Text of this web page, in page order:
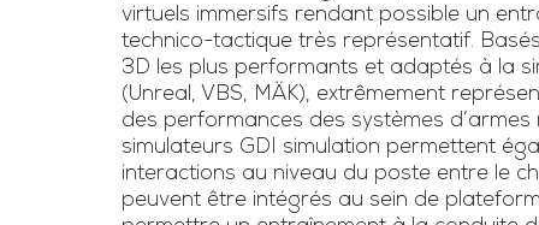
virtuels immersifs rendant possible un
technico-tactique très représentatif.
3D les plus performants et adaptés à la
(Unreal, VBS, MÄK), extrêmement
des performances des systèmes d’armes
simulateurs GDI simulation permettent
interactions au niveau du poste entre le
peuvent être intégrés au sein de